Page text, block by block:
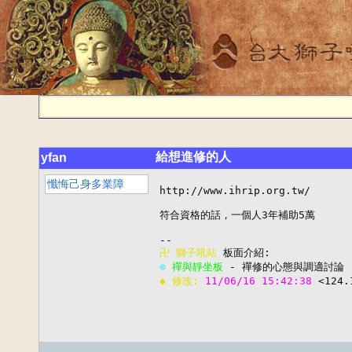
yfan 給想進修的人
懺悔己身多業障
http://www.ihrip.org.tw/
符合資格的話，一個人3年補助5萬
卍 獅子吼站
⊙ 禪與靜坐板
◆ 修改: 11/06/16 15:42:38